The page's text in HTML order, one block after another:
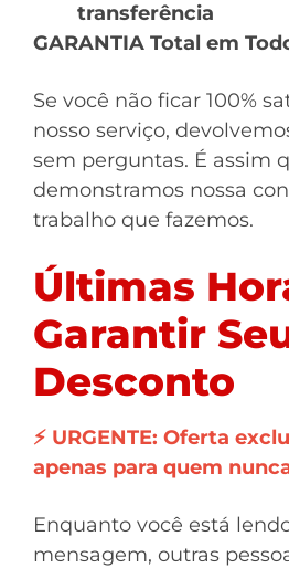
transferência
GARANTIA Total em
Se você não ficar 100%
nosso serviço,
sem perguntas. É assim
demonstramos nossa
trabalho que fazemos.
Últimas
Garantir
Desconto
⚡ URGENTE: Oferta
apenas para quem
Enquanto você está
mensagem, outras